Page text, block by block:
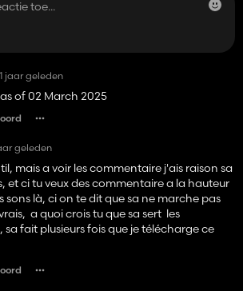
1 jaar geleden
of 02 March 2025
geleden
mais a voir les commentaire j'ais raison sa
et ci tu veux des commentaire a la hauteur
sons là, ci on te dit que sa ne marche pas
a quoi crois tu que sa sert les
fait plusieurs fois que je télécharge ce
tout seul mais l'eau n'apparait pas pour
nous bassine pas avec tes si tes pas